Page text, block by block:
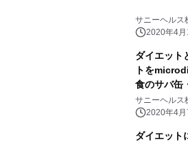
サニーヘルス
2020年4
ダイエット
トを
食のサバ缶
ンを放出さ
サニーヘルス
2020年4
ダイエット